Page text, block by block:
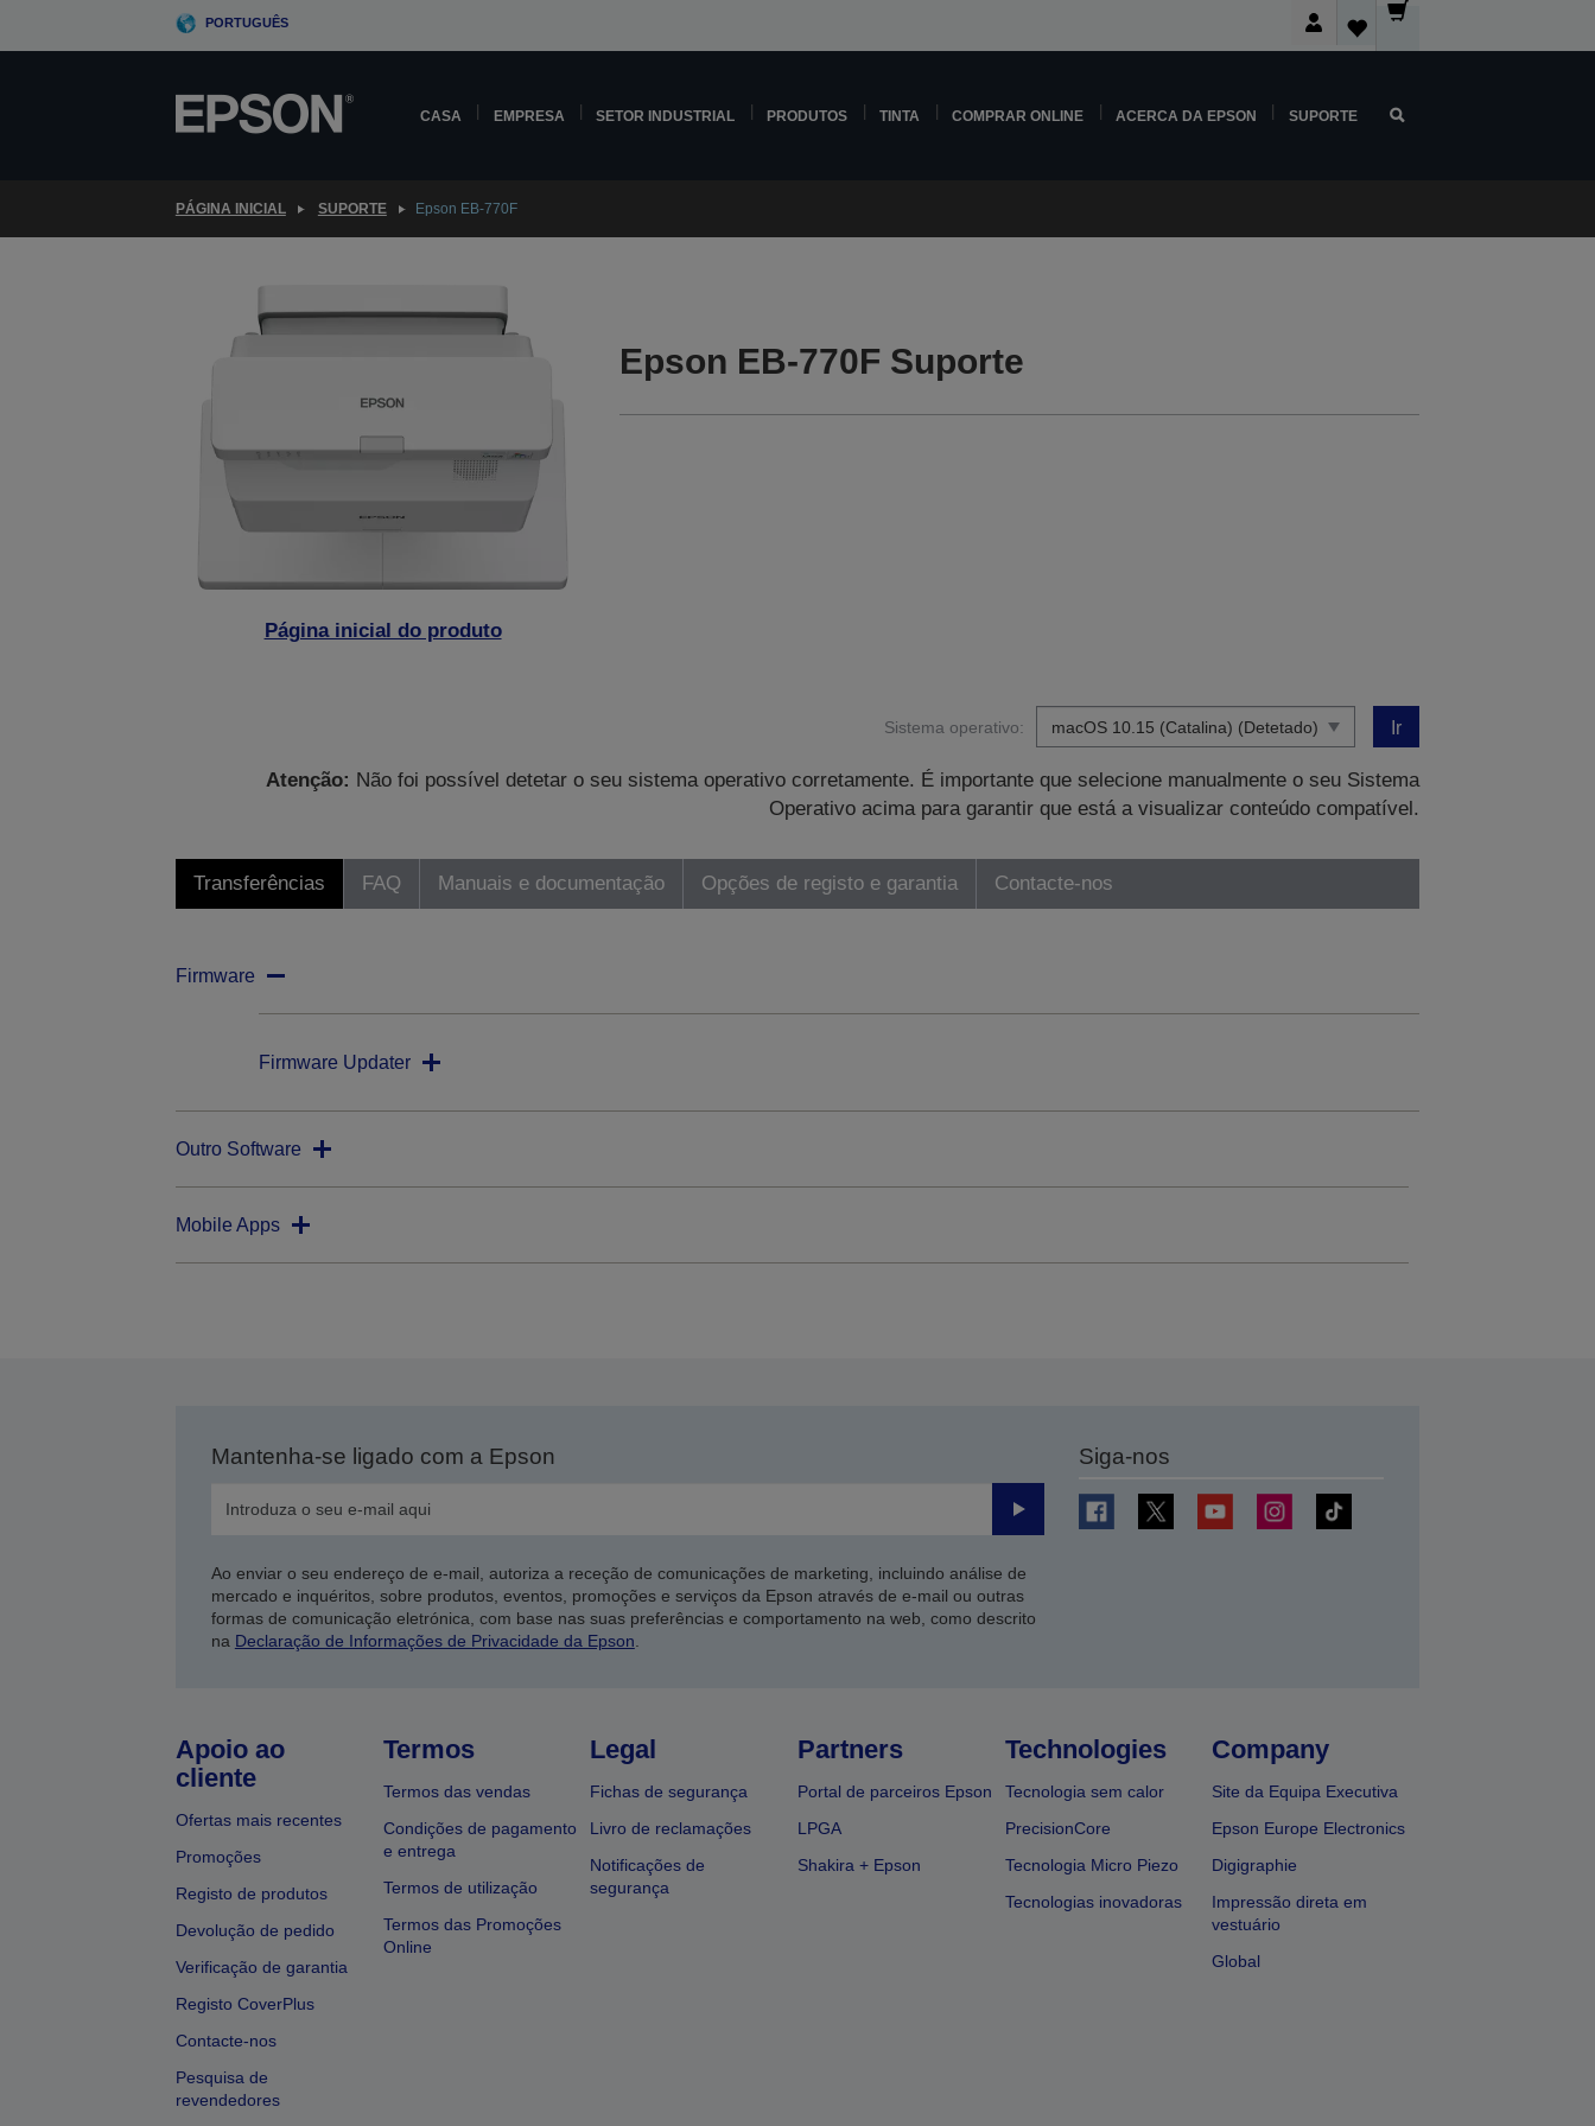
PORTUGUÊS
CASA EMPRESA SETOR INDUSTRIAL PRODUTOS TINTA COMPRAR ONLINE ACERCA DA EPSON SUPORTE
PÁGINA INICIAL SUPORTE Epson EB-770F
Página inicial do produto
Epson EB-770F Suporte
Sistema operativo: Ir
Atenção: Não foi possível detetar o seu sistema operativo corretamente. É importante que selecione manualmente o seu Sistema
Operativo acima para garantir que está a visualizar conteúdo compatível.
Transferências FAQ Manuais e documentação Opções de registo e garantia Contacte-nos
Firmware
Firmware Updater
Outro Software
Mobile Apps
Mantenha-se ligado com a Epson
Enviar
Ao enviar o seu endereço de e-mail, autoriza a receção de comunicações de marketing, incluindo análise de
mercado e inquéritos, sobre produtos, eventos, promoções e serviços da Epson através de e-mail ou outras
formas de comunicação eletrónica, com base nas suas preferências e comportamento na web, como descrito
na Declaração de Informações de Privacidade da Epson.
Siga-nos
Apoio ao
cliente
Ofertas mais recentes
Promoções
Registo de produtos
Devolução de pedido
Verificação de garantia
Registo CoverPlus
Contacte-nos
Pesquisa de
revendedores
Termos
Termos das vendas
Condições de pagamento
e entrega
Termos de utilização
Termos das Promoções
Online
Legal
Fichas de segurança
Livro de reclamações
Notificações de
segurança
Partners
Portal de parceiros Epson
LPGA
Shakira + Epson
Technologies
Tecnologia sem calor
PrecisionCore
Tecnologia Micro Piezo
Tecnologias inovadoras
Company
Site da Equipa Executiva
Epson Europe Electronics
Digigraphie
Impressão direta em
vestuário
Global